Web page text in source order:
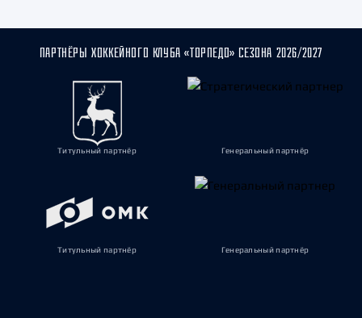
ПАРТНЁРЫ ХОККЕЙНОГО КЛУБА «ТОРПЕДО» СЕЗОНА 2026/2027
Титульный партнёр Генеральный партнёр
Титульный партнёр Генеральный партнёр